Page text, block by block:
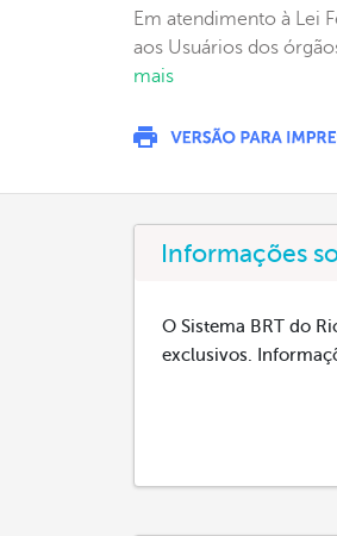
Em atendimento à Lei
aos Usuários dos
mais
Informações
O Sistema BRT do
exclusivos.